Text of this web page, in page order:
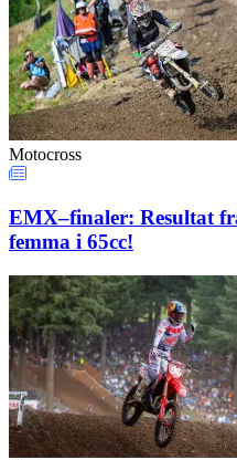
Motocross
EMX–finaler: Resultat
femma i 65cc!